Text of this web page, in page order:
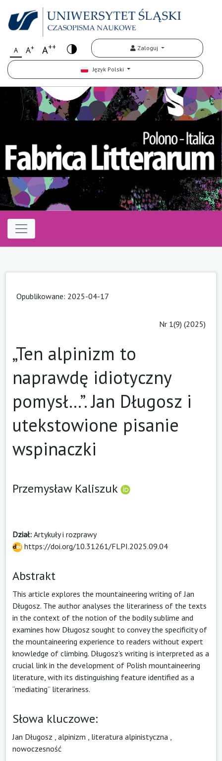
A A+ A++ Zaloguj
Język Polski
Opublikowane: 2025-04-17
Nr 1(9) (2025)
„Ten alpinizm to
naprawdę idiotyczny
pomysł…”. Jan Długosz i
utekstowione pisanie
wspinaczki
Przemysław Kaliszuk
Dział: Artykuły i rozprawy
https://doi.org/10.31261/FLPI.2025.09.04
Abstrakt
This article explores the mountaineering writing of Jan
Długosz. The author analyses the literariness of the texts
in the context of the notion of the bodily sublime and
examines how Długosz sought to convey the specificity of
the mountaineering experience to readers without expert
knowledge of climbing. Długosz’s writing is interpreted as a
crucial link in the development of Polish mountaineering
literature, with its distinguishing feature identified as a
“mediating” literariness.
Słowa kluczowe:
Jan Długosz alpinizm literatura alpinistyczna
nowoczesność